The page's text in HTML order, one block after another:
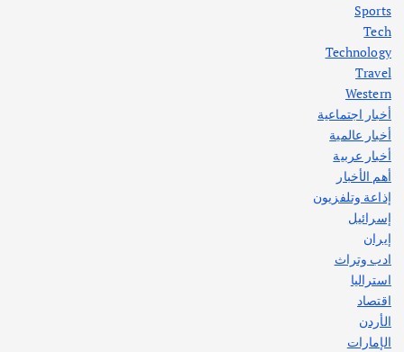
أهم الأخبار
اختتام ورشة السينوغرافيا في مدينة كلباء الاماراتية
أغسطس 3, 2026
Sports
Tech
Technology
Travel
Western
أخبار اجتماعية
أخبار عالمية
أخبار عربية
أهم الأخبار
إذاعة وتلفزيون
إسرائيل
إيران
ادب وتراث
استراليا
اقتصاد
الأردن
الإمارات